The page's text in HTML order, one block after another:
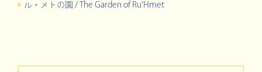
ル・メトの園 / The Garden of Ru'Hmet